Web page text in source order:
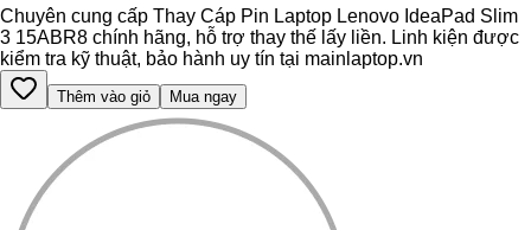
Chuyên cung cấp Thay Cáp Pin Laptop Lenovo IdeaPad Slim
3 15ABR8 chính hãng, hỗ trợ thay thế lấy liền. Linh kiện được
kiểm tra kỹ thuật, bảo hành uy tín tại mainlaptop.vn
Thêm vào giỏ Mua ngay